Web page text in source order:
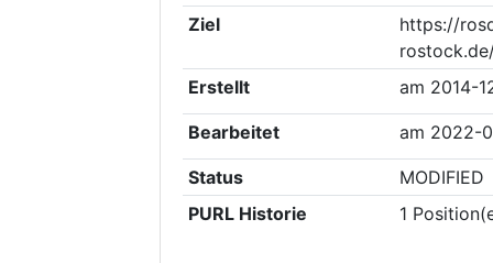
Ziel
https://
Erstellt
am 2014-
Bearbeitet am 2022-
Status
MODIFIED
PURL Historie
1